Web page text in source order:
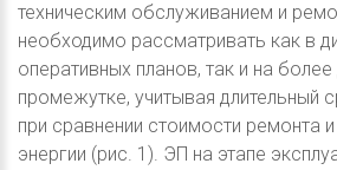
техническим обслуживанием и
необходимо рассматривать как в
оперативных планов, так и на
промежутке, учитывая длительный
при сравнении стоимости ремонта
энергии (рис. 1). ЭП на этапе